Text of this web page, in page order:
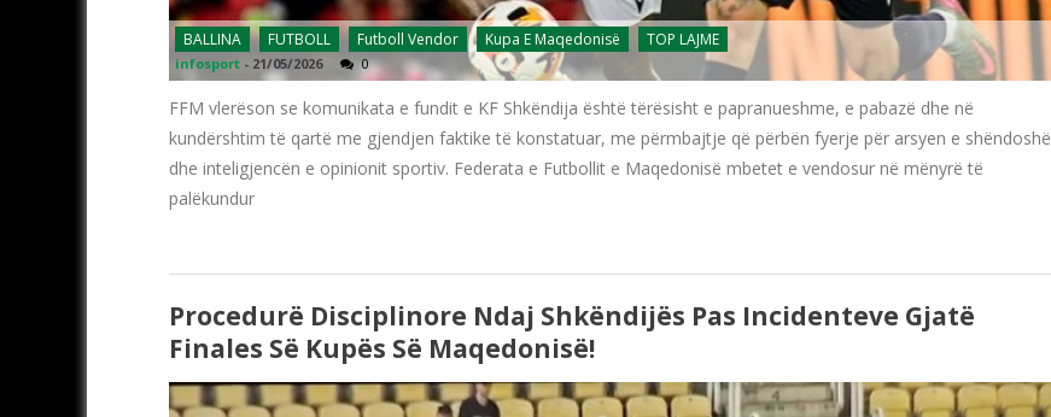
BALLINA FUTBOLL Futboll Vendor Kupa E Maqedonisë TOP LAJME
infosport - 21/05/2026 0
FFM vlerëson se komunikata e fundit e KF Shkëndija është tërësisht e papranueshme, e pabazë dhe në
kundërshtim të qartë me gjendjen faktike të konstatuar, me përmbajtje që përbën fyerje për arsyen e shëndoshë
dhe inteligjencën e opinionit sportiv. Federata e Futbollit e Maqedonisë mbetet e vendosur në mënyrë të
palëkundur
Procedurë Disciplinore Ndaj Shkëndijës Pas Incidenteve Gjatë
Finales Së Kupës Së Maqedonisë!